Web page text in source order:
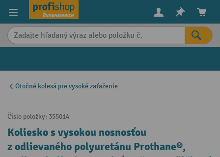
content
Otočné kolesá pre vysoké zaťaženie
Číslo položky: 355014
Koliesko s vysokou nosnosťou
z odlievaného polyuretánu Prothane®,